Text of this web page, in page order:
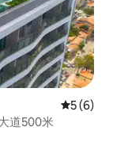
平均评分
5 (6)
道500米